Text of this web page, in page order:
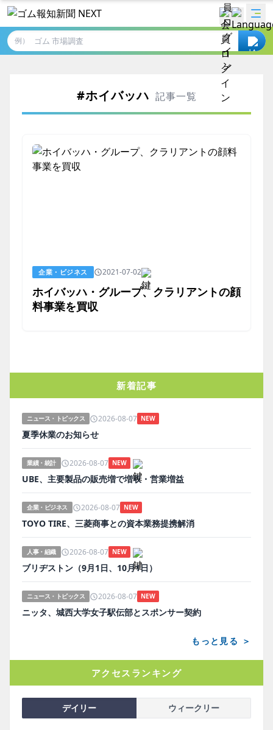
例）
#ホイバッハ 記事一覧
企業・ビジネス 2021-07-02
ホイバッハ・グループ、クラリアントの顔
料事業を買収
新着記事
ニュース・トピックス 2026-08-07 NEW
夏季休業のお知らせ
業績・統計 2026-08-07 NEW
UBE、主要製品の販売増で増収・営業増益
企業・ビジネス 2026-08-07 NEW
TOYO TIRE、三菱商事との資本業務提携解消
人事・組織 2026-08-07 NEW
ブリヂストン（9月1日、10月1日）
ニュース・トピックス 2026-08-07 NEW
ニッタ、城西大学女子駅伝部とスポンサー契約
もっと見る ＞
アクセスランキング
デイリー ウィークリー